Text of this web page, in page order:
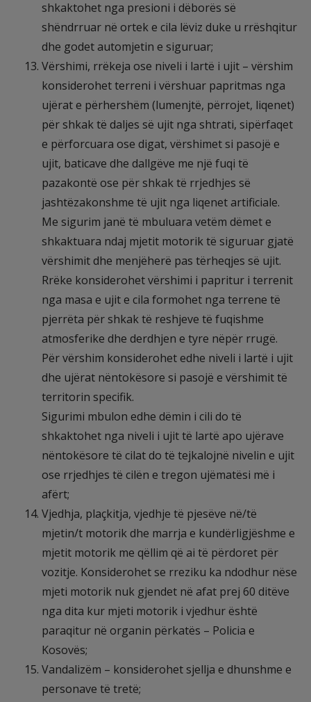
shkaktohet nga presioni i dëborës së
shëndrruar në ortek e cila lëviz duke u rrëshqitur
dhe godet automjetin e siguruar;
Vërshimi, rrëkeja ose niveli i lartë i ujit – vërshim
konsiderohet terreni i vërshuar papritmas nga
ujërat e përhershëm (lumenjtë, përrojet, liqenet)
për shkak të daljes së ujit nga shtrati, sipërfaqet
e përforcuara ose digat, vërshimet si pasojë e
ujit, baticave dhe dallgëve me një fuqi të
pazakontë ose për shkak të rrjedhjes së
jashtëzakonshme të ujit nga liqenet artificiale.
Me sigurim janë të mbuluara vetëm dëmet e
shkaktuara ndaj mjetit motorik të siguruar gjatë
vërshimit dhe menjëherë pas tërheqjes së ujit.
Rrëke konsiderohet vërshimi i papritur i terrenit
nga masa e ujit e cila formohet nga terrene të
pjerrëta për shkak të reshjeve të fuqishme
atmosferike dhe derdhjen e tyre nëpër rrugë.
Për vërshim konsiderohet edhe niveli i lartë i ujit
dhe ujërat nëntokësore si pasojë e vërshimit të
territorin specifik.
Sigurimi mbulon edhe dëmin i cili do të
shkaktohet nga niveli i ujit të lartë apo ujërave
nëntokësore të cilat do të tejkalojnë nivelin e ujit
ose rrjedhjes të cilën e tregon ujëmatësi më i
afërt;
Vjedhja, plaçkitja, vjedhje të pjesëve në/të
mjetin/t motorik dhe marrja e kundërligjëshme e
mjetit motorik me qëllim që ai të përdoret për
vozitje. Konsiderohet se rreziku ka ndodhur nëse
mjeti motorik nuk gjendet në afat prej 60 ditëve
nga dita kur mjeti motorik i vjedhur është
paraqitur në organin përkatës – Policia e
Kosovës;
Vandalizëm – konsiderohet sjellja e dhunshme e
personave të tretë;